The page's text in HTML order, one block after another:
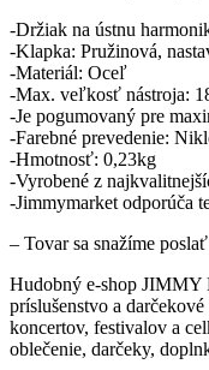
-Držiak na ústnu
-Klapka: Pružinová,
-Materiál: Oceľ
-Max. veľkosť nástroja:
-Je pogumovaný pre
-Farebné prevedenie:
-Hmotnosť: 0,23kg
-Vyrobené z
-Jimmymarket odporúča
– Tovar sa snažíme
Hudobný e-shop JIMMY
príslušenstvo a
koncertov, festivalov a
oblečenie, darčeky,